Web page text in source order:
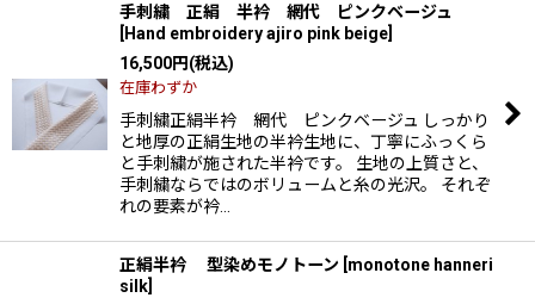
手刺繍 正絹 半衿 網代 ピンクベージュ
Hand embroidery ajiro pink beige
16,500円(税込)
在庫わずか
手刺繍正絹半衿 網代 ピンクベージュ しっかり
と地厚の正絹生地の半衿生地に、丁寧にふっくら
と手刺繍が施された半衿です。 生地の上質さと、
手刺繍ならではのボリュームと糸の光沢。 それぞ
れの要素が衿…
正絹半衿 型染めモノトーン monotone hanneri
silk